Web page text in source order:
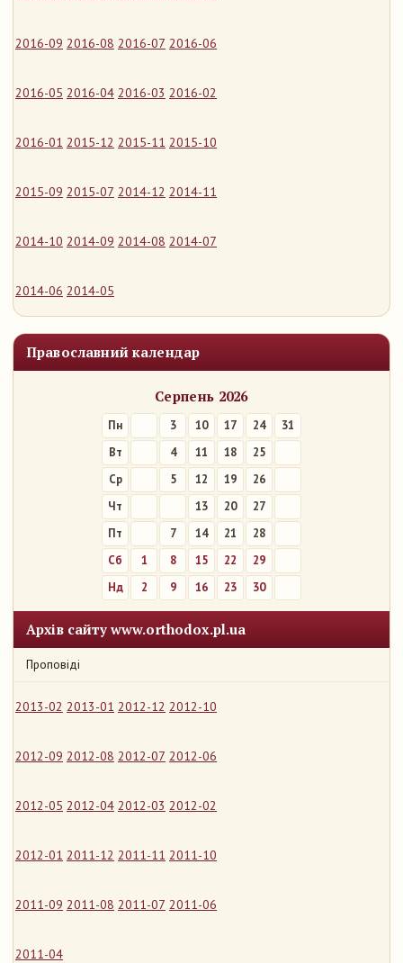
2016-09 2016-08 2016-07 2016-06
2016-05 2016-04 2016-03 2016-02
2016-01 2015-12 2015-11 2015-10
2015-09 2015-07 2014-12 2014-11
2014-10 2014-09 2014-08 2014-07
2014-06 2014-05
Православний календар
Серпень 2026
Пн 3 10 17 24
31
Вт
4 11 18
25
Ср
5 12 19
26
Чт
13 20
27
Пт
7 14 21
28
Сб
1 8 15 22
29
Нд
2 9 16 23 30
Архів сайту www.orthodox.pl.ua
Проповіді
2013-02 2013-01 2012-12 2012-10
2012-09 2012-08 2012-07 2012-06
2012-05 2012-04 2012-03 2012-02
2012-01 2011-12 2011-11 2011-10
2011-09 2011-08 2011-07 2011-06
2011-04